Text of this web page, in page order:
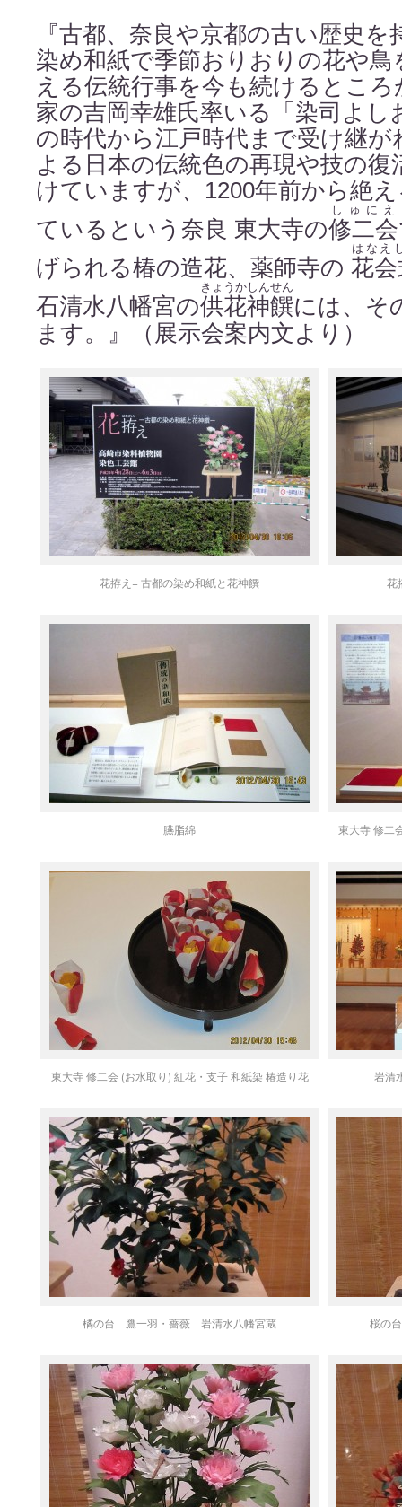
『古都、奈良や京都の古い歴史
染め和紙で季節おりおりの花や
える伝統行事を今も続けるとこ
家の吉岡幸雄氏率いる「染司よし
の時代から江戸時代まで受け継
よる日本の伝統色の再現や技の
けていますが、1200年前から絶
ているという奈良 東大寺の修二会
しゅにえ
げられる椿の造花、薬師寺の 花
はなえ
石清水八幡宮の供花神饌
きょうかしんせん
には、そ
ます。』（展示会案内文より）
花拵え− 古都の染め和紙と花神饌 花
臙脂綿 東大寺 修二
東大寺 修二会 (お水取り) 紅花・支子 和紙染 椿造り花 岩清
橘の台 鷹一羽・薔薇 岩清水八幡宮蔵 桜の